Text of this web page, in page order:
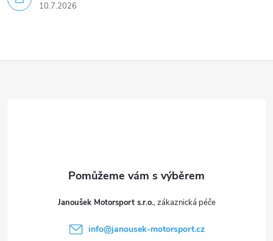
10.7.2026
Janoušek Motorsport s.r.o.
info@janousek-motorsport.cz